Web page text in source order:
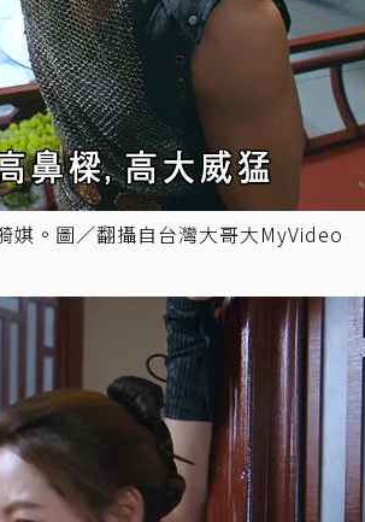
娸。圖／翻攝自台灣大哥大MyVideo